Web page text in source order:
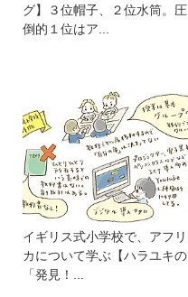
グ】３位帽子、２位水筒。圧
倒的１位はア...
イギリス式小学校で、アフリ
カについて学ぶ【ハラユキの
「発見！...